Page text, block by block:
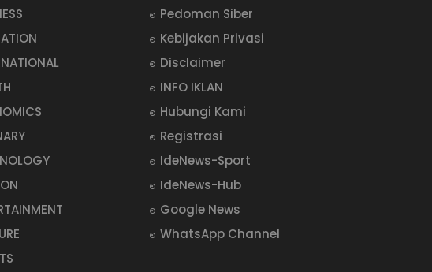
Pedoman Siber
Kebijakan Privasi
Disclaimer
INFO IKLAN
Hubungi Kami
Registrasi
IdeNews-Sport
IdeNews-Hub
Google News
WhatsApp Channel